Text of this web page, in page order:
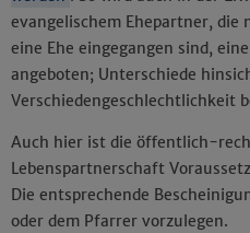
evangelischem Ehepartner, die
eine Ehe eingegangen sind,
angeboten; Unterschiede
Verschiedengeschlechtlichkeit
Auch hier ist die öffentlich-
Lebenspartnerschaft
Die entsprechende
oder dem Pfarrer vorzulegen.